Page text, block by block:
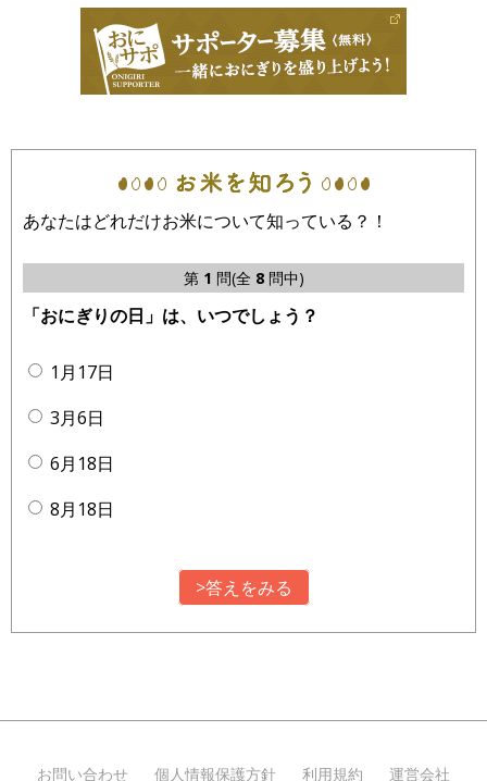
あなたはどれだけお米について知っている？！
第 1 問(全 8問中)
「おにぎりの日」は、いつでしょう？
1月17日
3月6日
6月18日
8月18日
>答えをみる
お問い合わせ 個人情報保護方針 利用規約 運営会社